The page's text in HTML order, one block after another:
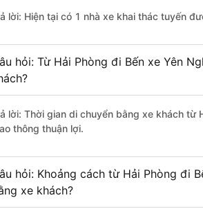
lời: Hiện tại có 1 nhà xe khai thác tuyến
hỏi: Từ Hải Phòng đi Bến xe Yên
lời: Thời gian di chuyển bằng xe khách từ
thông thuận lợi.
hỏi: Khoảng cách từ Hải Phòng đi
xe khách?